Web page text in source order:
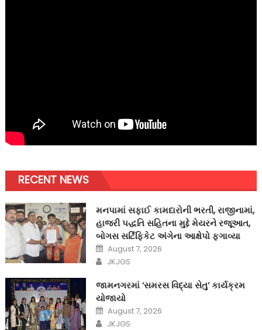
RECENT NEWS
મનપામાં સફાઈ કામદારોની ભરતી, રાજીનામાં,
હાજરી પદ્ધતિ સહિતના મુદ્દે મેયરને રજૂઆત,
બોગસ સર્ટિફિકેટ અંગેના આક્ષેપો ફગાવ્યા
Posted
on
August 7, 2026
Author
JKJGS
જામનગરમાં ‘સમરસ વિદ્યા સેતુ’ કાર્યક્રમ
યોજાયો
Posted
on
August 7, 2026
Author
JKJGS